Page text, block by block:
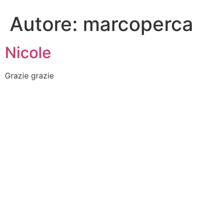
Autore: marcoperca
Nicole
Grazie grazie